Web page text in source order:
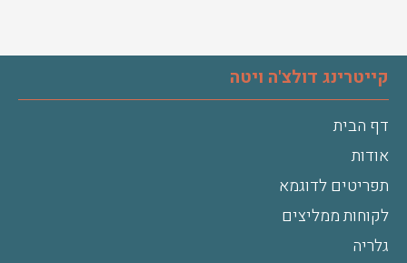
קייטרינג דולצ'ה ויטה
דף הבית
אודות
תפריטים לדוגמא
לקוחות ממליצים
גלריה